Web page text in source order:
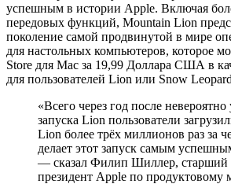
успешным в истории Apple. Включая
передовых функций, Mountain Lion
поколение самой продвинутой в мире
для настольных компьютеров, которое
Store для Мас за 19,99 Доллара США в
для пользователей Lion или Snow
«Всего через год после
запуска Lion пользователи
Lion более трёх миллионов раз за
делает этот запуск самым
— сказал Филип Шиллер, старший
президент Apple по продуктовому